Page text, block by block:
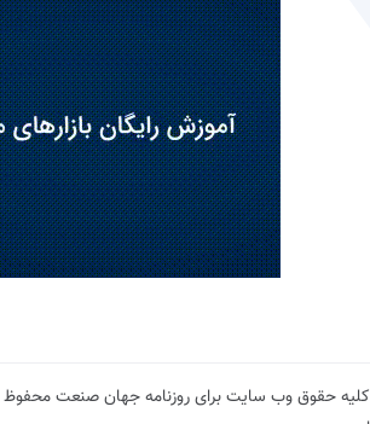
کلیه حقوق وب سایت برای روزنامه جهان صنعت محفوظ